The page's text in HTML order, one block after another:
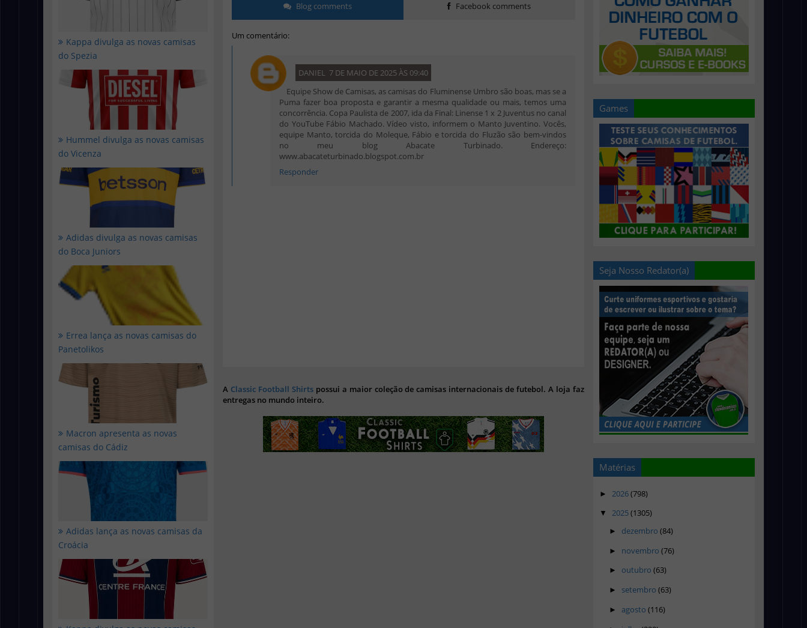
Kappa divulga as novas camisas
do Spezia
Hummel divulga as novas camisas
do Vicenza
Adidas divulga as novas camisas
do Boca Juniors
Errea lança as novas camisas do
Panetolikos
Macron apresenta as novas
camisas do Cádiz
Adidas lança as novas camisas da
Croácia
Blog comments Facebook comments
Um comentário:
DANIEL 7 DE MAIO DE 2025 ÀS 09:40
Equipe Show de Camisas, as camisas do Fluminense Umbro são boas, mas se a
Puma fazer boa proposta e garantir a mesma qualidade ou mais, temos uma
concorrência. Copa Paulista de 2007, ida da Final: Linense 1 x 2 Juventus no canal
do YouTube Fábio Machado. Vídeo visto, informem o Manto Juventino. Vocês,
equipe Manto, torcida do Moleque, Fábio e torcida do Fluzão são bem-vindos
no meu blog Abacate Turbinado. Endereço:
www.abacateturbinado.blogspot.com.br
Responder
A Classic Football Shirts possui a maior coleção de camisas internacionais de futebol. A loja faz
entregas no mundo inteiro.
Games
Seja Nosso Redator(a)
Matérias
► 2026(798)
▼ 2025(1305)
► dezembro (84)
► novembro (76)
► outubro (63)
► setembro (63)
► agosto (116)